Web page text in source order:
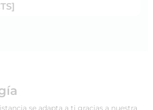
se adapta a ti gracias a nuestra